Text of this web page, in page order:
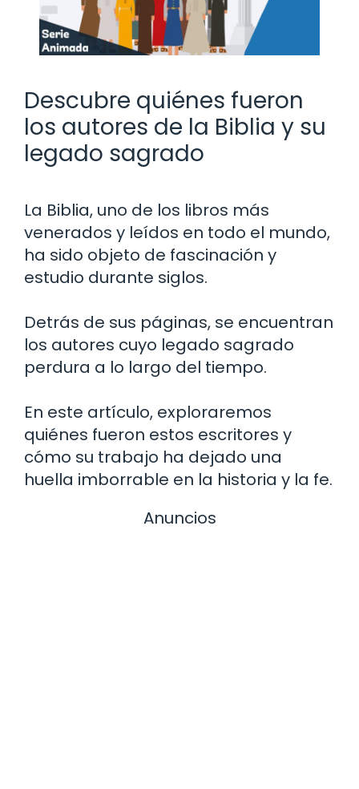
Descubre quiénes fueron
los autores de la Biblia y su
legado sagrado
La Biblia, uno de los libros más
venerados y leídos en todo el mundo,
ha sido objeto de fascinación y
estudio durante siglos.
Detrás de sus páginas, se encuentran
los autores cuyo legado sagrado
perdura a lo largo del tiempo.
En este artículo, exploraremos
quiénes fueron estos escritores y
cómo su trabajo ha dejado una
huella imborrable en la historia y la fe.
Anuncios